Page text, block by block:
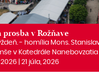
prosba v Rožňave
‒ homília Mons.
v Katedrále
2026 | 21 júla, 2026